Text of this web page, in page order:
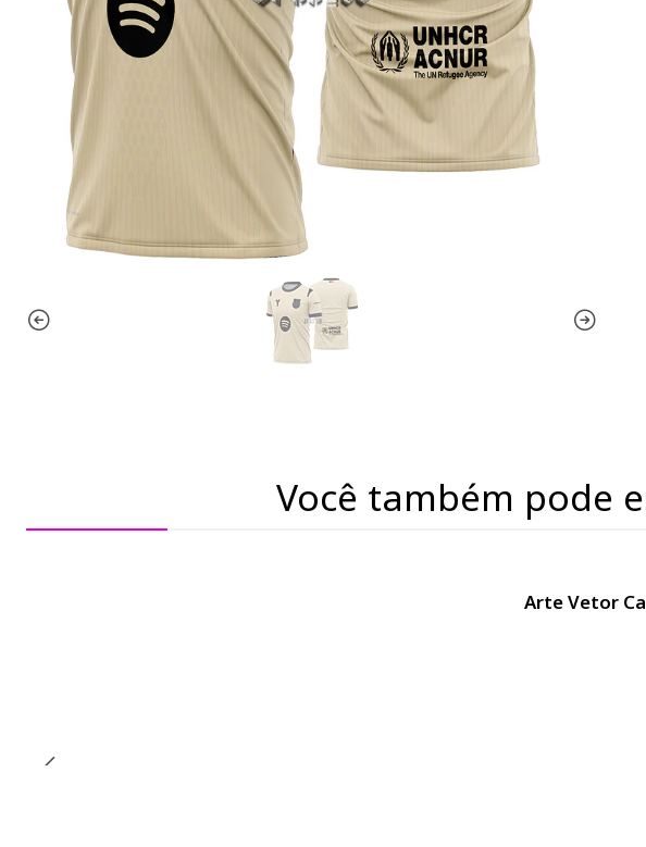
Você também pode
Arte Vetor